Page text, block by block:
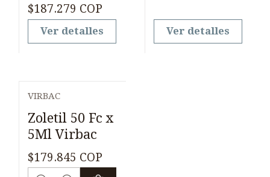
$187.279 COP
Ver detalles Ver detalles
VIRBAC
Zoletil 50 Fc x
5Ml Virbac
$179.845 COP